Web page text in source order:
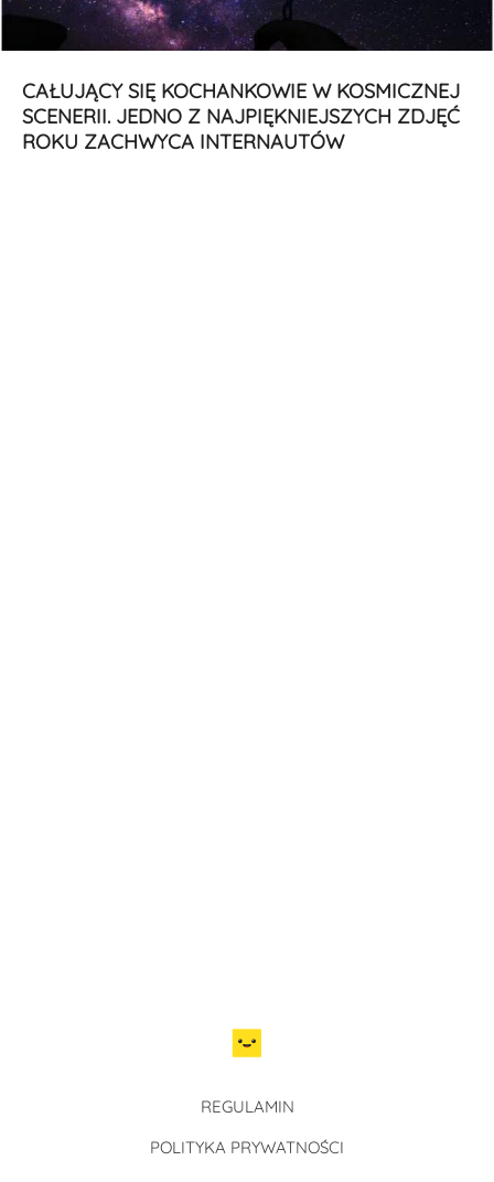
CAŁUJĄCY SIĘ KOCHANKOWIE W KOSMICZNEJ
SCENERII. JEDNO Z NAJPIĘKNIEJSZYCH ZDJĘĆ
ROKU ZACHWYCA INTERNAUTÓW
REGULAMIN
POLITYKA PRYWATNOŚCI